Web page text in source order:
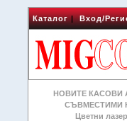
Каталог|Вход/
НОВИТЕ КАСОВИ
СЪВМЕСТИМИ
Цветни